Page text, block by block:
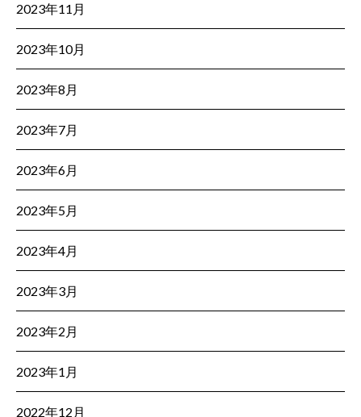
2023年11月
2023年10月
2023年8月
2023年7月
2023年6月
2023年5月
2023年4月
2023年3月
2023年2月
2023年1月
2022年12月